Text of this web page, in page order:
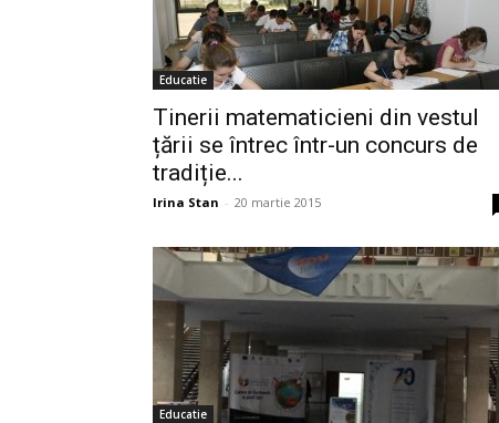
Educatie
Tinerii matematicieni din vestul
țării se întrec într-un concurs de
tradiție...
Irina Stan - 20 martie 2015
Educatie